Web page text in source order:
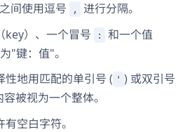
间使用逗号
,
进行分隔。
key）、一个冒号
:
和一个值
"键：值"。
地用匹配的单引号 ( ' ) 或双引号
被视为一个整体。
空白字符。